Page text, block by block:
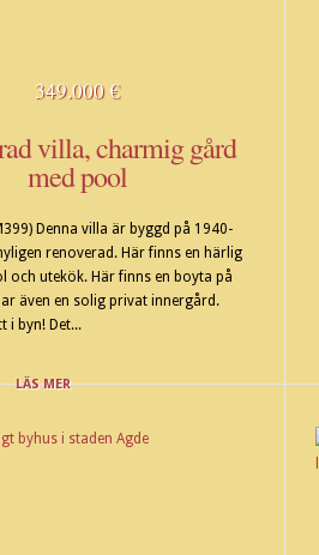
349.000 €
villa, charmig gård
med pool
Denna villa är byggd på 1940-
renoverad. Här finns en härlig
och utekök. Här finns en boyta på
även en solig privat innergård.
i byn! Det...
LÄS MER